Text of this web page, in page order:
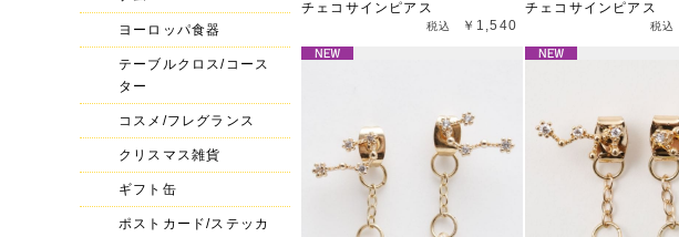
チェコサインピアス
￥1,540
チェコサインピアス
ヨーロッパ食器
テーブルクロス/コース
ター
コスメ/フレグランス
クリスマス雑貨
ギフト缶
ポストカード/ステッカ